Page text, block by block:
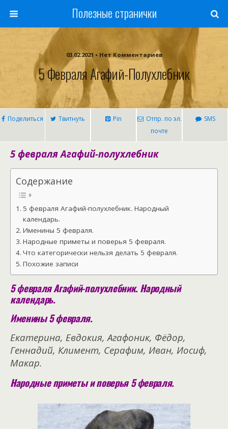
Полезные странички
03.02.2021 • Нет Комментариев
5 Февраля Агафий-Полухлебник
Поделиться Твитнуть Pin
Отпр. по эл.
почте
SMS
5 февраля Агафий-полухлебник
Содержание
5 февраля Агафий-полухлебник. Народный
календарь.
Именины 5 февраля.
Народные приметы и поверья 5 февраля.
Что категорически нельзя делать 5 февраля.
Похожие записи
5 февраля Агафий-полухлебник. Народный
календарь.
Именины 5 февраля.
Екатерина, Евдокия, Агафоник, Фёдор,
Геннадий, Климент, Серафим, Иван, Иосиф,
Макар.
Народные приметы и поверья 5 февраля.